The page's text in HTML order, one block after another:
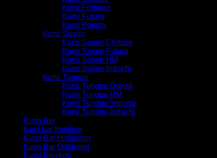
Kursi Fortuner
Kursi Futura
Kursi Polaris
Kursi Susun
Kursi Susun Chitose
Kursi Susun Futura
Kursi Susun HM
Kursi Susun Indachi
Kursi Tunggu
Kursi Tunggu Donati
Kursi Tunggu HM
Kursi Tunggu Importa
Kursi Tunggu Indachi
Kursi Bar
kursi bar frontline
Kursi Bar Highpoint
Kursi Bar Orbitrend
Kursi Bioskop